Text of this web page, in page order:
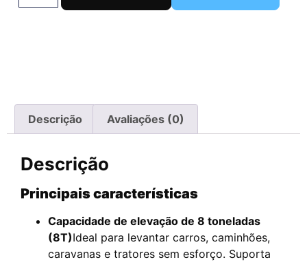
Descrição Avaliações (0)
Descrição
Principais características
Capacidade de elevação de 8 toneladas
(8T)Ideal para levantar carros, caminhões,
caravanas e tratores sem esforço. Suporta